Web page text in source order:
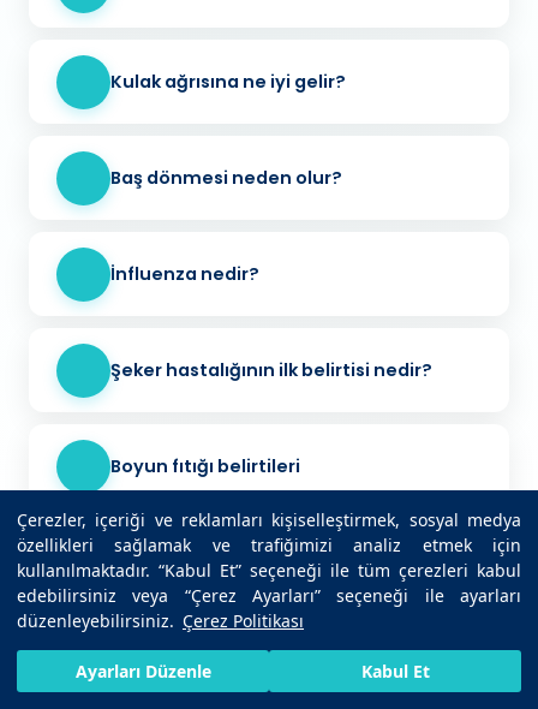
Çerezler, içeriği ve reklamları kişiselleştirmek, sosyal medya
özellikleri sağlamak ve trafiğimizi analiz etmek için
kullanılmaktadır. “Kabul Et” seçeneği ile tüm çerezleri kabul
edebilirsiniz veya “Çerez Ayarları” seçeneği ile ayarları
düzenleyebilirsiniz. Çerez Politikası
Ayarları Düzenle Kabul Et
Kulak ağrısına ne iyi gelir?
Baş dönmesi neden olur?
İnfluenza nedir?
Şeker hastalığının ilk belirtisi nedir?
Boyun fıtığı belirtileri
TSH nedir?
HIZLI RANDEVU AL BIZE ULAŞIN